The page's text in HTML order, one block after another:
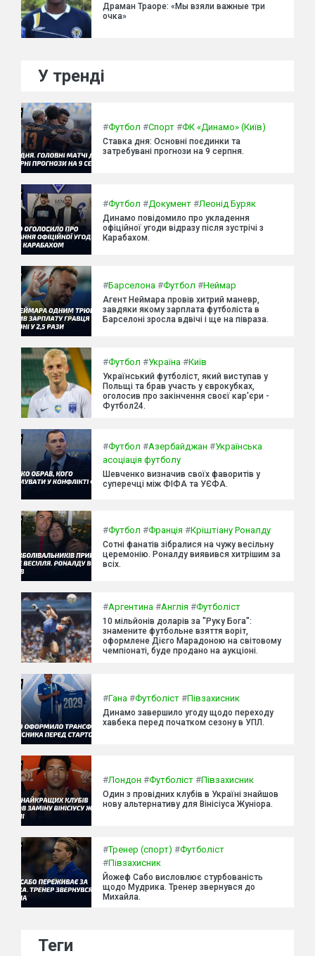
Драман Траоре: «Мы взяли важные три
очка»
У тренді
#Футбол #Спорт #ФК «Динамо» (Київ)
Ставка дня: Основні поєдинки та
затребувані прогнози на 9 серпня.
#Футбол #Документ #Леонід Буряк
Динамо повідомило про укладення
офіційної угоди відразу після зустрічі з
Карабахом.
#Барселона #Футбол #Неймар
Агент Неймара провів хитрий маневр,
завдяки якому зарплата футболіста в
Барселоні зросла вдвічі і ще на півраза.
#Футбол #Україна #Київ
Український футболіст, який виступав у
Польщі та брав участь у єврокубках,
оголосив про закінчення своєї кар'єри -
Футбол24.
#Футбол #Азербайджан #Українська
асоціація футболу
Шевченко визначив своїх фаворитів у
суперечці між ФІФА та УЄФА.
#Футбол #Франція #Кріштіану Роналду
Сотні фанатів зібралися на чужу весільну
церемонію. Роналду виявився хитрішим за
всіх.
#Аргентина #Англія #Футболіст
10 мільйонів доларів за "Руку Бога":
знамените футбольне взяття воріт,
оформлене Дієго Марадоною на світовому
чемпіонаті, буде продано на аукціоні.
#Гана #Футболіст #Півзахисник
Динамо завершило угоду щодо переходу
хавбека перед початком сезону в УПЛ.
#Лондон #Футболіст #Півзахисник
Один з провідних клубів в Україні знайшов
нову альтернативу для Вінісіуса Жуніора.
#Тренер (спорт) #Футболіст
#Півзахисник
Йожеф Сабо висловлює стурбованість
щодо Мудрика. Тренер звернувся до
Михайла.
Теги